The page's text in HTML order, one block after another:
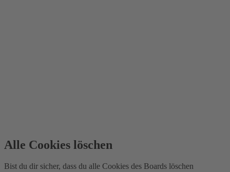
Alle Cookies löschen
Bist du dir sicher, dass du alle Cookies des Boards löschen